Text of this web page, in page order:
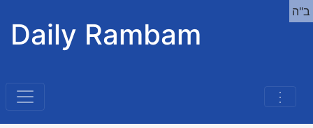
Daily Rambam
⋮
ב"ה